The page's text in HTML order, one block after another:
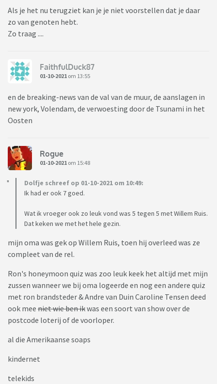
Als je het nu terugziet kan je je niet voorstellen dat je daar
zo van genoten hebt.
Zo traag ....
FaithfulDuck87
01-10-2021 om 13:55
en de breaking-news van de val van de muur, de aanslagen in
new york, Volendam, de verwoesting door de Tsunami in het
Oosten
Rogue
01-10-2021 om 15:48
Dolfje schreef op 01-10-2021 om 10:49:
Ik had er ook 7 goed.
Wat ik vroeger ook zo leuk vond was 5 tegen 5 met Willem Ruis.
Dat keken we met het hele gezin.
mijn oma was gek op Willem Ruis, toen hij overleed was ze
compleet van de rel.
Ron's honeymoon quiz was zoo leuk keek het altijd met mijn
zussen wanneer we bij oma logeerde en nog een andere quiz
met ron brandsteder & Andre van Duin Caroline Tensen deed
ook mee niet wie ben ikwas een soort van show over de
postcode loterij of de voorloper.
al die Amerikaanse soaps
kindernet
telekids